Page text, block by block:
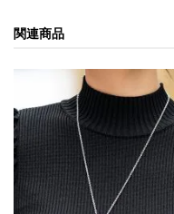
関連商品